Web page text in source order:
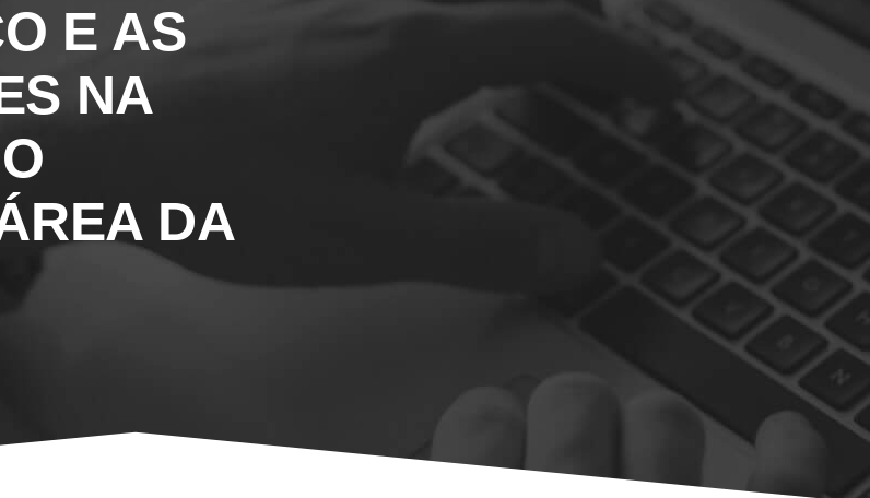
E AS
NA
DA